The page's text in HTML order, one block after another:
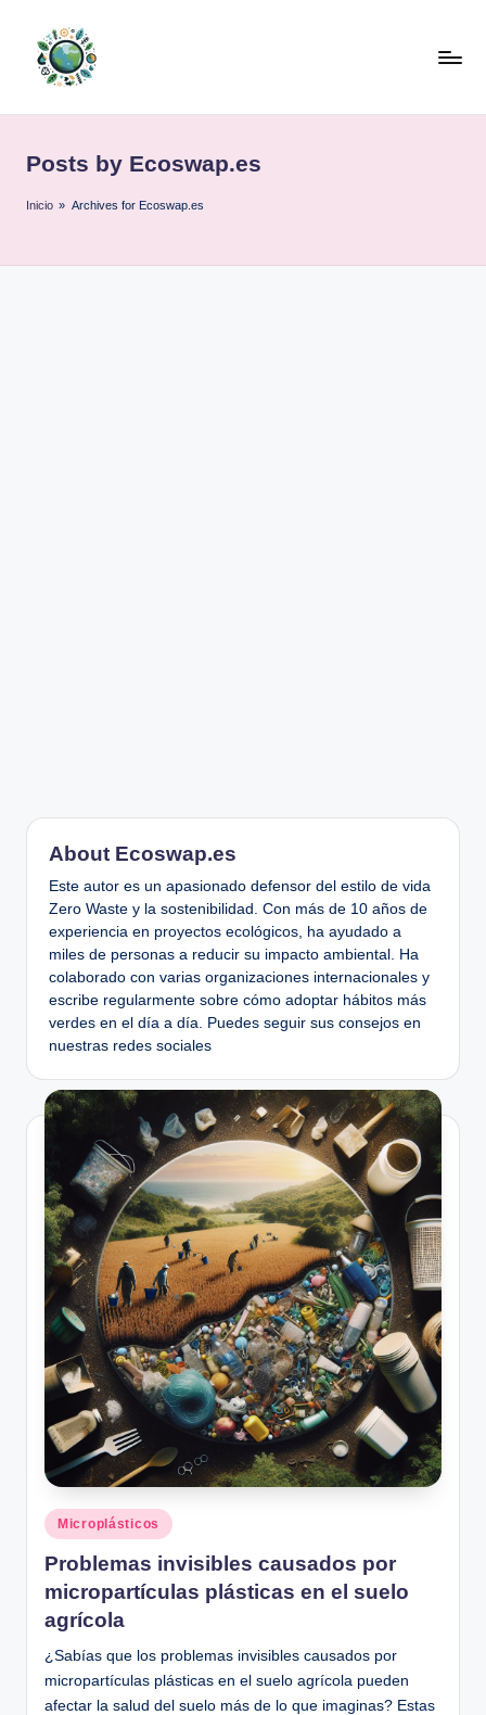
Posts by Ecoswap.es
Inicio » Archives for Ecoswap.es
About Ecoswap.es
Este autor es un apasionado defensor del estilo de vida
Zero Waste y la sostenibilidad. Con más de 10 años de
experiencia en proyectos ecológicos, ha ayudado a
miles de personas a reducir su impacto ambiental. Ha
colaborado con varias organizaciones internacionales y
escribe regularmente sobre cómo adoptar hábitos más
verdes en el día a día. Puedes seguir sus consejos en
nuestras redes sociales
Posted
in
Microplásticos
Problemas invisibles causados por
micropartículas plásticas en el suelo
agrícola
¿Sabías que los problemas invisibles causados por
micropartículas plásticas en el suelo agrícola pueden
afectar la salud del suelo más de lo que imaginas? Estas